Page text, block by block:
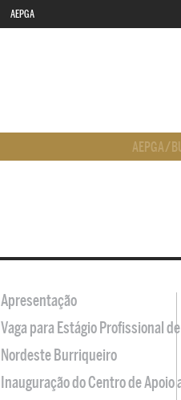
AEPGA
AEPGA/
Apresentação
Vaga para Estágio Profissional
Nordeste Burriqueiro
Inauguração do Centro de